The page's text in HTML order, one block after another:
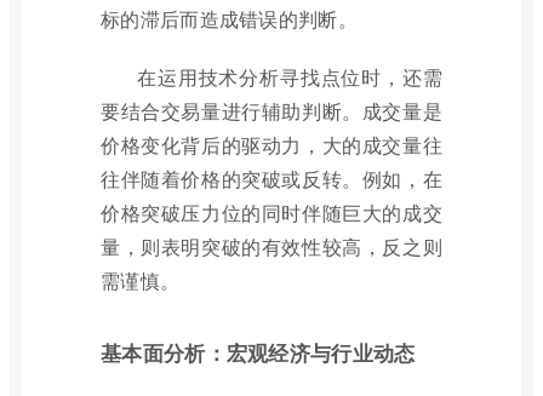
标的滞后而造成错误的判断。
在运用技术分析寻找点位时，还需
要结合交易量进行辅助判断。成交量是
价格变化背后的驱动力，大的成交量往
往伴随着价格的突破或反转。例如，在
价格突破压力位的同时伴随巨大的成交
量，则表明突破的有效性较高，反之则
需谨慎。
基本面分析：宏观经济与行业动态